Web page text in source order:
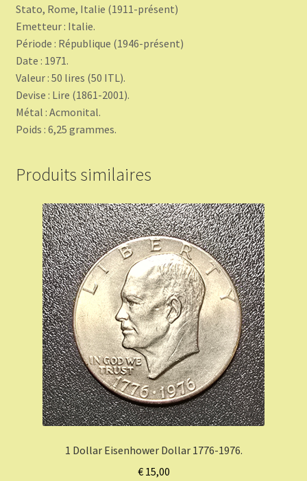
Stato, Rome, Italie (1911-présent)
Emetteur : Italie.
Période : République (1946-présent)
Date : 1971.
Valeur : 50 lires (50 ITL).
Devise : Lire (1861-2001).
Métal : Acmonital.
Poids : 6,25 grammes.
Produits similaires
1 Dollar Eisenhower Dollar 1776-1976.
€15,00